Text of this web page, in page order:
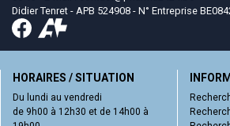
Didier Tenret - APB 524908 - N° Entreprise
HORAIRES / SITUATION
Du lundi au vendredi
de 9h00 à 12h30 et de 14h00 à